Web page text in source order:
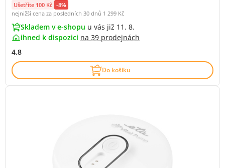
Ušetříte 100 Kč -8%
nejnižší cena za posledních 30 dnů 1 299 Kč
Skladem v e-shopu u vás již 11. 8.
ihned k dispozici na 39 prodejnách
4.8
Do košíku